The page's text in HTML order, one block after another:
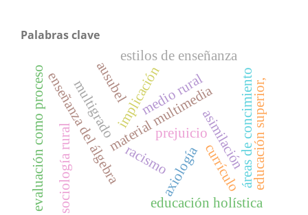
Palabras clave
currículo
implicación
axiología
material multimedia
enseñanza del álgebra
educación holística
educación superior,
áreas de concimiento
evaluación como proceso
estilos de enseñanza
asimilación
racismo
prejuicio
ausubel medio rural
sociología rural
multigrado